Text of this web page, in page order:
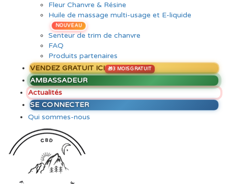
Fleur Chanvre & Résine
Huile de massage multi-usage et E-liquide
NOUVEAU
Senteur de trim de chanvre
FAQ
Produits partenaires
VENDEZ GRATUIT ICI
AMBASSADEUR
Actualités
SE CONNECTER
Qui sommes-nous